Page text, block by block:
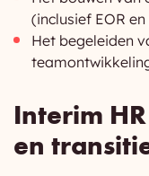
(inclusief EOR
Het begeleiden
Interim
en